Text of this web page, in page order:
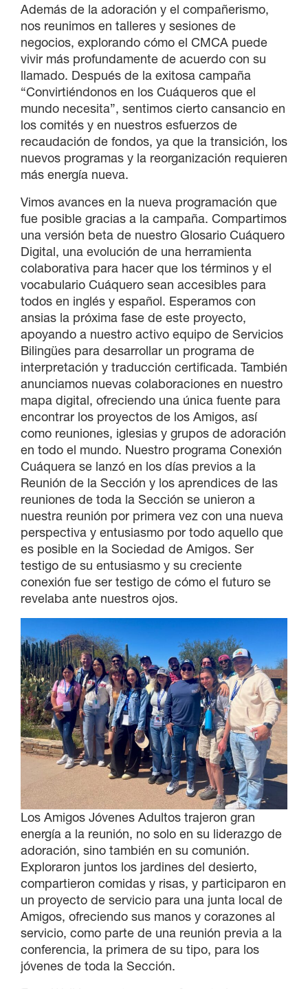
Además de la adoración y el compañerismo,
nos reunimos en talleres y sesiones de
negocios, explorando cómo el CMCA puede
vivir más profundamente de acuerdo con su
llamado. Después de la exitosa campaña
“Convirtiéndonos en los Cuáqueros que el
mundo necesita”, sentimos cierto cansancio en
los comités y en nuestros esfuerzos de
recaudación de fondos, ya que la transición, los
nuevos programas y la reorganización requieren
más energía nueva.
Vimos avances en la nueva programación que
fue posible gracias a la campaña. Compartimos
una versión beta de nuestro Glosario Cuáquero
Digital, una evolución de una herramienta
colaborativa para hacer que los términos y el
vocabulario Cuáquero sean accesibles para
todos en inglés y español. Esperamos con
ansias la próxima fase de este proyecto,
apoyando a nuestro activo equipo de Servicios
Bilingües para desarrollar un programa de
interpretación y traducción certificada. También
anunciamos nuevas colaboraciones en nuestro
mapa digital, ofreciendo una única fuente para
encontrar los proyectos de los Amigos, así
como reuniones, iglesias y grupos de adoración
en todo el mundo. Nuestro programa Conexión
Cuáquera se lanzó en los días previos a la
Reunión de la Sección y los aprendices de las
reuniones de toda la Sección se unieron a
nuestra reunión por primera vez con una nueva
perspectiva y entusiasmo por todo aquello que
es posible en la Sociedad de Amigos. Ser
testigo de su entusiasmo y su creciente
conexión fue ser testigo de cómo el futuro se
revelaba ante nuestros ojos.
Los Amigos Jóvenes Adultos trajeron gran
energía a la reunión, no solo en su liderazgo de
adoración, sino también en su comunión.
Exploraron juntos los jardines del desierto,
compartieron comidas y risas, y participaron en
un proyecto de servicio para una junta local de
Amigos, ofreciendo sus manos y corazones al
servicio, como parte de una reunión previa a la
conferencia, la primera de su tipo, para los
jóvenes de toda la Sección.